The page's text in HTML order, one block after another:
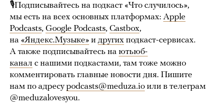
🎙Подписывайтесь на подкаст «Что случилось»,
мы есть на всех основных платформах: Apple
Podcasts, Google Podcasts, Castbox,
на «Яндекс.Музыке» и других подкаст-сервисах.
А также подписывайтесь на ютьюб-
канал с нашими подкастами, там тоже можно
комментировать главные новости дня. Пишите
нам по адресуpodcasts@meduza.io или в телеграм
@meduzalovesyou.